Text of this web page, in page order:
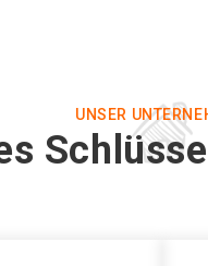
UNSER